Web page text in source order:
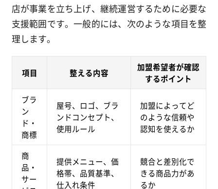
店が事業を立ち上げ、継続運営するために必要な
支援範囲です。一般的には、次のような項目を整
理します。
項目 整える内容
加盟希望者が確認
するポイント
ブラ
ン
ド・
商標
屋号、ロゴ、ブラ
ンドコンセプト、
使用ルール
加盟によってど
のような信頼や
認知を使えるか
商
品・
サー
提供メニュー、価
格帯、品質基準、
仕入れ条件
競合と差別化で
きる商品力があ
るか